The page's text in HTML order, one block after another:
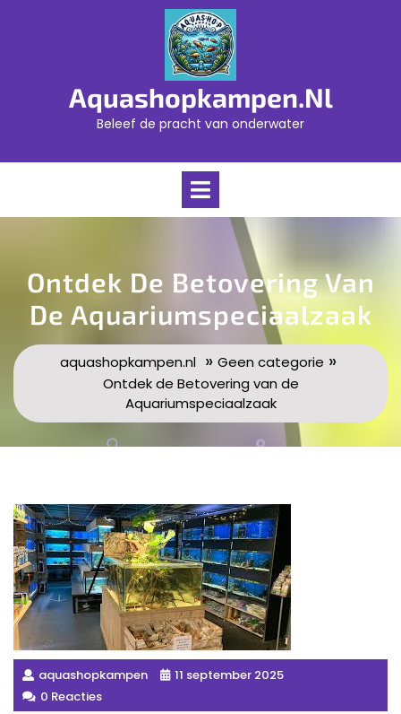
Aquashopkampen.nl
Beleef de pracht van onderwater
Open
Ontdek De Betovering Van
De Aquariumspeciaalzaak
aquashopkampen.nl » Geen categorie »
Ontdek de Betovering van de
Aquariumspeciaalzaak
aquashopkampen
11 september 2025
0 Reacties